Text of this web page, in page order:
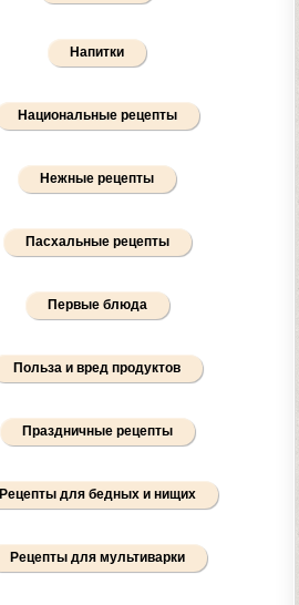
Напитки
Национальные рецепты
Нежные рецепты
Пасхальные рецепты
Первые блюда
Польза и вред продуктов
Праздничные рецепты
Рецепты для бедных и нищих
Рецепты для мультиварки